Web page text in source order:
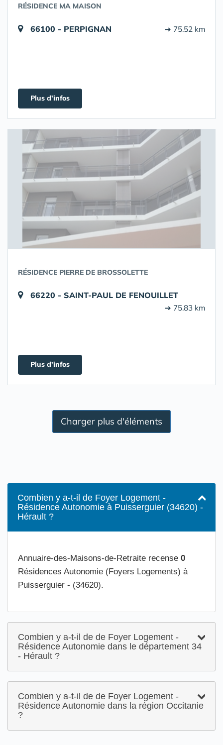
RÉSIDENCE MA MAISON
66100 - PERPIGNAN ➔ 75.52 km
Plus d'infos
RÉSIDENCE PIERRE DE BROSSOLETTE
66220 - SAINT-PAUL DE FENOUILLET
➔ 75.83 km
Plus d'infos
Charger plus d'éléments
Combien y a-t-il de Foyer Logement -
Résidence Autonomie à Puisserguier (34620) -
Hérault ?
Annuaire-des-Maisons-de-Retraite recense 0
Résidences Autonomie (Foyers Logements) à
Puisserguier - (34620).
Combien y a-t-il de de Foyer Logement -
Résidence Autonomie dans le département 34
- Hérault ?
Combien y a-t-il de de Foyer Logement -
Résidence Autonomie dans la région Occitanie
?